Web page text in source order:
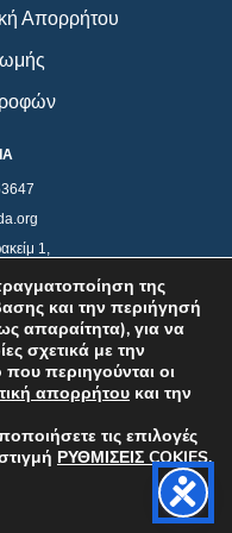
Απορρήτου
1,
Powered by super POP
της
και την περιήγησή
απαραίτητα), για να
σχετικά με την
περιηγούνται οι
απορρήτου και την
τις επιλογές
ΡΥΘΜΙΣΕΙΣ COKIES.